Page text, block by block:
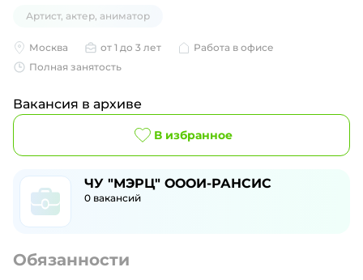
Артист, актер, аниматор
Москва от 1 до 3 лет
Работа в офисе
Полная занятость
Вакансия в архиве
В избранное
ЧУ "МЭРЦ" ОООИ-РАНСИС
0 вакансий
Обязанности